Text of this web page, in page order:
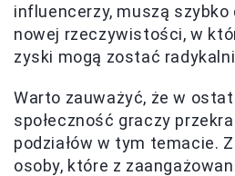
influencerzy, muszą
nowej rzeczywistości, w
zyski mogą zostać
Warto zauważyć, że w
społeczność graczy
podziałów w tym temacie.
osoby, które z